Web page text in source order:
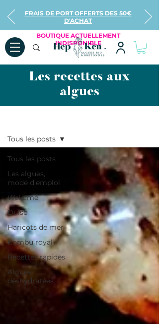
FRAIS DE PORT OFFERTS DES 50€
D'ACHAT
BOUTIQUE ACTUELLEMENT
INDISPONIBLE
Les recettes aux
algues
Tous les posts
Les algues,
mode d'emploi
Wakamé
Dulse
Haricots de mer
Kombu royal
Recettes rapides
Algues
déshydratées
Tous les posts